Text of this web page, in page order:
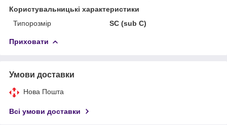
Користувальницькі характеристики
Типорозмір
SC (sub C)
Приховати
Умови доставки
Нова Пошта
Всі умови доставки